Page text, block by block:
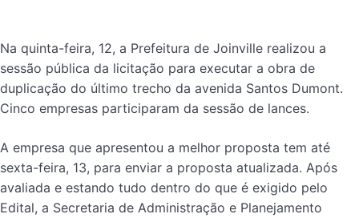
Na quinta-feira, 12, a Prefeitura de Joinville realizou a
sessão pública da licitação para executar a obra de
duplicação do último trecho da avenida Santos Dumont.
Cinco empresas participaram da sessão de lances.
A empresa que apresentou a melhor proposta tem até
sexta-feira, 13, para enviar a proposta atualizada. Após
avaliada e estando tudo dentro do que é exigido pelo
Edital, a Secretaria de Administração e Planejamento